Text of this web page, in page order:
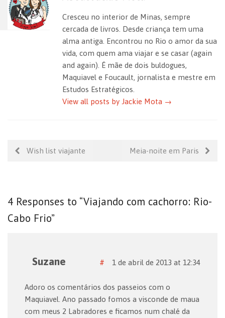
p
p
o
n
n
dl
e
Cresceu no interior de Minas, sempre
cercada de livros. Desde criança tem uma
alma antiga. Encontrou no Rio o amor da sua
vida, com quem ama viajar e se casar (again
and again). É mãe de dois buldogues,
Maquiavel e Foucault, jornalista e mestre em
Estudos Estratégicos.
View all posts by Jackie Mota →
Wish list viajante Meia-noite em Paris
4 Responses to “Viajando com cachorro: Rio-
Cabo Frio”
Suzane 1 de abril de 2013 at 12:34
#
Adoro os comentários dos passeios com o
Maquiavel. Ano passado fomos a visconde de maua
com meus 2 Labradores e ficamos num chalé da